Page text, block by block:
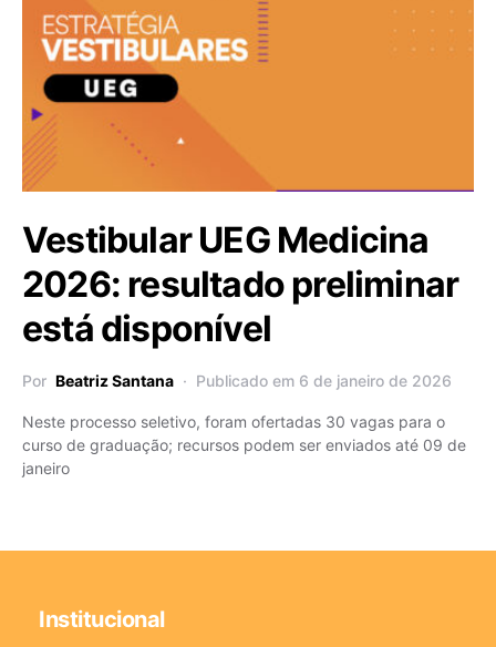
Vestibular UEG Medicina
2026: resultado preliminar
está disponível
Por Beatriz Santana Publicado em 6 de janeiro de 2026
Neste processo seletivo, foram ofertadas 30 vagas para o
curso de graduação; recursos podem ser enviados até 09 de
janeiro
Institucional